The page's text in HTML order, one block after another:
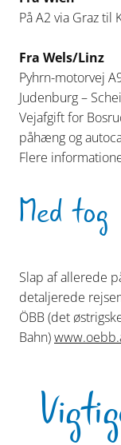
På A2 via Graz
Fra Wels/Linz
Pyhrn-motorvej
Judenburg –
Vejafgift for
påhæng og
Flere
Med tog
Slap af allerede
detaljerede
ÖBB (det
Bahn)